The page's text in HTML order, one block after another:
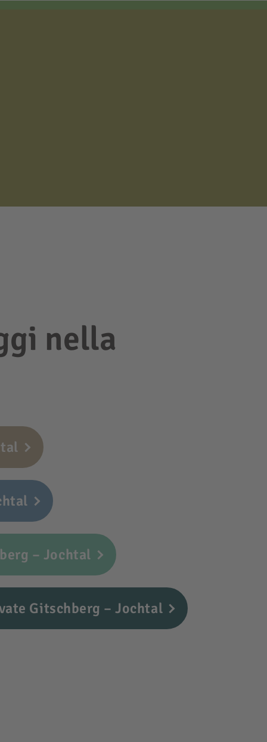
nella
– Jochtal
Gitschberg – Jochtal